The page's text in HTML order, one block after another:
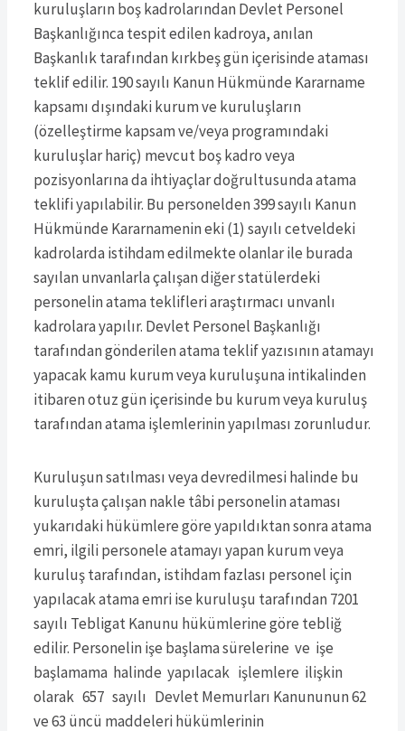
kuruluşların boş kadrolarından Devlet Personel
Başkanlığınca tespit edilen kadroya, anılan
Başkanlık tarafından kırkbeş gün içerisinde ataması
teklif edilir. 190 sayılı Kanun Hükmünde Kararname
kapsamı dışındaki kurum ve kuruluşların
(özelleştirme kapsam ve/veya programındaki
kuruluşlar hariç) mevcut boş kadro veya
pozisyonlarına da ihtiyaçlar doğrultusunda atama
teklifi yapılabilir. Bu personelden 399 sayılı Kanun
Hükmünde Kararnamenin eki (1) sayılı cetveldeki
kadrolarda istihdam edilmekte olanlar ile burada
sayılan unvanlarla çalışan diğer statülerdeki
personelin atama teklifleri araştırmacı unvanlı
kadrolara yapılır. Devlet Personel Başkanlığı
tarafından gönderilen atama teklif yazısının atamayı
yapacak kamu kurum veya kuruluşuna intikalinden
itibaren otuz gün içerisinde bu kurum veya kuruluş
tarafından atama işlemlerinin yapılması zorunludur.
Kuruluşun satılması veya devredilmesi halinde bu
kuruluşta çalışan nakle tâbi personelin ataması
yukarıdaki hükümlere göre yapıldıktan sonra atama
emri, ilgili personele atamayı yapan kurum veya
kuruluş tarafından, istihdam fazlası personel için
yapılacak atama emri ise kuruluşu tarafından 7201
sayılı Tebligat Kanunu hükümlerine göre tebliğ
edilir. Personelin işe başlama sürelerine ve işe
başlamama halinde yapılacak işlemlere ilişkin
olarak 657 sayılı Devlet Memurları Kanununun 62
ve 63 üncü maddeleri hükümlerinin